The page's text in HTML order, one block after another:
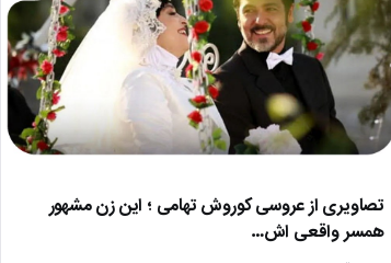
تصاویری از عروسی کوروش تهامی ؛ این زن مشهور
همسر واقعی اش…